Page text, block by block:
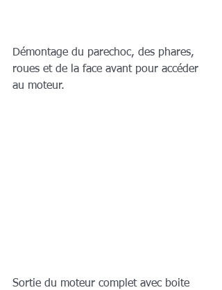
Démontage du parechoc, des phares,
roues et de la face avant pour accéder
au moteur.
Sortie du moteur complet avec boite